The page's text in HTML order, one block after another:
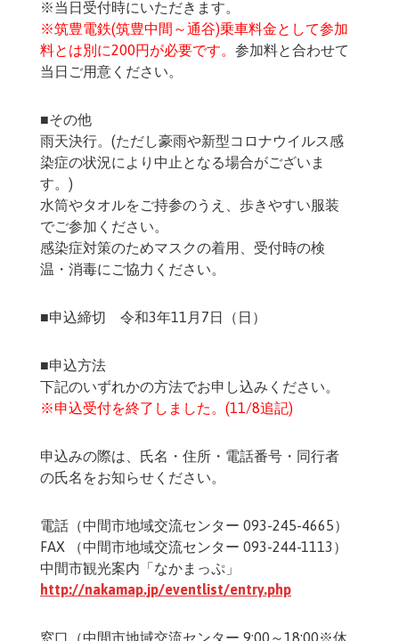
※当日受付時にいただきます。
※筑豊電鉄(筑豊中間～通谷)乗車料金として参加
料とは別に200円が必要です。 参加料と合わせて
当日ご用意ください。
■その他
雨天決行。(ただし豪雨や新型コロナウイルス感
染症の状況により中止となる場合がございま
す。)
水筒やタオルをご持参のうえ、歩きやすい服装
でご参加ください。
感染症対策のためマスクの着用、受付時の検
温・消毒にご協力ください。
■申込締切 令和3年11月7日（日）
■申込方法
下記のいずれかの方法でお申し込みください。
※申込受付を終了しました。(11/8追記)
申込みの際は、氏名・住所・電話番号・同行者
の氏名をお知らせください。
電話（中間市地域交流センター 093-245-4665）
FAX （中間市地域交流センター 093-244-1113）
中間市観光案内「なかまっぷ」
http://nakamap.jp/eventlist/entry.php
窓口（中間市地域交流センター 9:00～18:00※休